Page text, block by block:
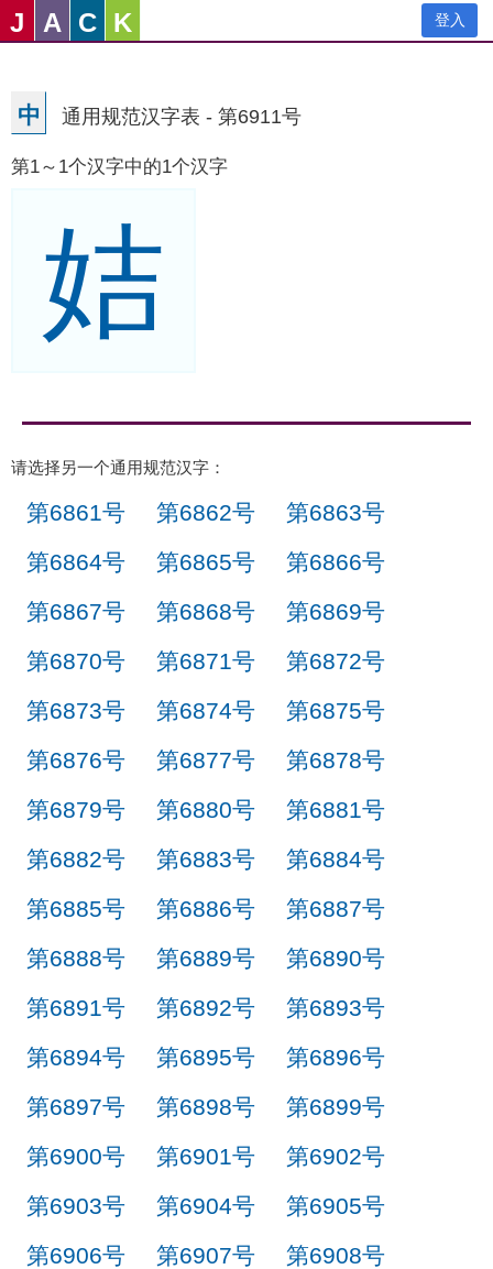
J A C K 登入
中 通用规范汉字表 - 第6911号
第1～1个汉字中的1个汉字
姞
请选择另一个通用规范汉字：
第6861号 第6862号
第6863号
第6864号
第6865号
第6866号
第6867号
第6868号
第6869号
第6870号
第6871号
第6872号
第6873号
第6874号
第6875号
第6876号
第6877号
第6878号
第6879号
第6880号
第6881号
第6882号
第6883号
第6884号
第6885号
第6886号
第6887号
第6888号
第6889号
第6890号
第6891号
第6892号
第6893号
第6894号
第6895号
第6896号
第6897号
第6898号
第6899号
第6900号
第6901号
第6902号
第6903号
第6904号
第6905号
第6906号
第6907号
第6908号